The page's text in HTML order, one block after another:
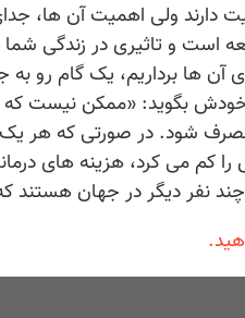
دارند ولی اهمیت آن ها،
و تاثیری در زندگی شما
آن ها برداریم، یک گام رو
خودش بگوید: «ممکن نیست
شود. در صورتی که هر یک
کم می کرد، هزینه های
نفر دیگر در جهان هستند